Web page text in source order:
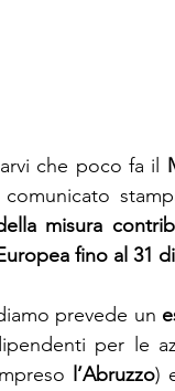
che poco fa il
comunicato
misura
fino al 31
prevede un
per le
l’Abruzzo)